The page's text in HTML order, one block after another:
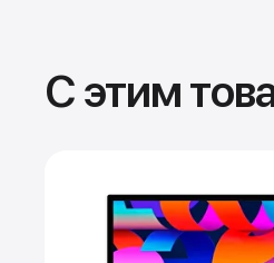
С этим